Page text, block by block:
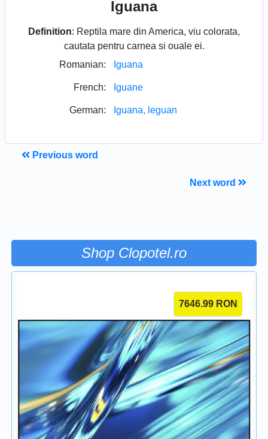
Iguana
Definition: Reptila mare din America, viu colorata,
cautata pentru carnea si ouale ei.
Romanian:
Iguana
French: Iguane
German: Iguana, leguan
Previous word
Next word
Shop Clopotel.ro
7646.99 RON